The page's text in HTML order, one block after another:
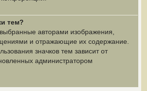
тем?
авторами изображения,
и отражающие их содержание.
значков тем зависит от
администратором